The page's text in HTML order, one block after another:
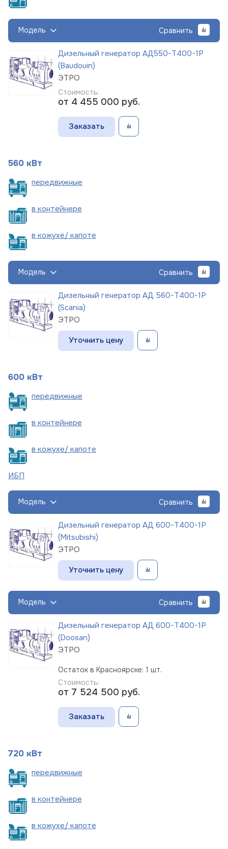
Модель Сравнить
Дизельный генератор АД550-Т400-1Р
(Baudouin)
ЭТРО
Стоимость:
от 4 455 000 руб.
Заказать
560 кВт
передвижные
в контейнере
в кожухе/ капоте
Модель Сравнить
Дизельный генератор АД 560-Т400-1Р
(Scania)
ЭТРО
Уточнить цену
600 кВт
передвижные
в контейнере
в кожухе/ капоте
ИБП
Модель Сравнить
Дизельный генератор АД 600-Т400-1Р
(Mitsubishi)
ЭТРО
Уточнить цену
Модель Сравнить
Дизельный генератор АД 600-Т400-1Р
(Doosan)
ЭТРО
Остаток в Красноярске: 1 шт.
Стоимость:
от 7 524 500 руб.
Заказать
720 кВт
передвижные
в контейнере
в кожухе/ капоте